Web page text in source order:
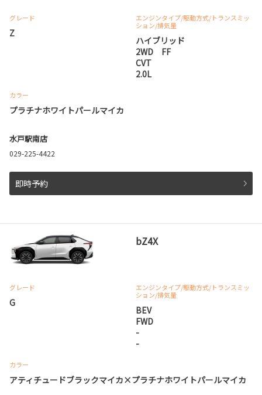
グレード
Z
エンジンタイプ/駆動方式/トランスミッ
ション/排気量
ハイブリッド
2WD FF
CVT
2.0L
カラー
プラチナホワイトパールマイカ
水戸駅南店
029-225-4422
即時予約
bZ4X
グレード
G
エンジンタイプ/駆動方式/トランスミッ
ション/排気量
BEV
FWD
-
-
カラー
アティチュードブラックマイカ×プラチナホワイトパールマイカ